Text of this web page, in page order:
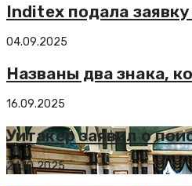
Inditex подала
04.09.2025
Названы два знака,
16.09.2025
Уитакер заявил о
24.10.2025